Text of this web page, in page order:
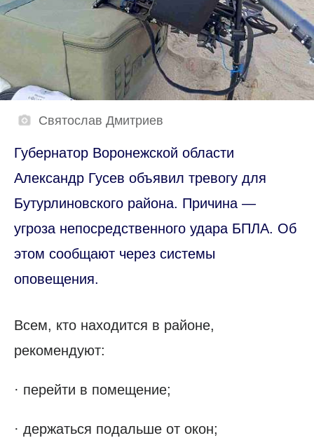
Святослав Дмитриев
Губернатор Воронежской области
Александр Гусев объявил тревогу для
Бутурлиновского района. Причина —
угроза непосредственного удара БПЛА. Об
этом сообщают через системы
оповещения.
Всем, кто находится в районе,
рекомендуют:
· перейти в помещение;
· держаться подальше от окон;